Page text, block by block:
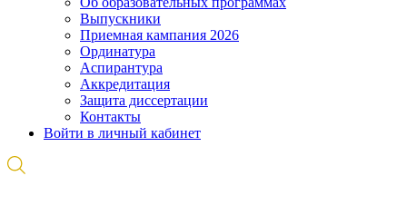
Выпускники
Приемная кампания 2026
Ординатура
Аспирантура
Аккредитация
Защита диссертации
Контакты
Войти в личный кабинет